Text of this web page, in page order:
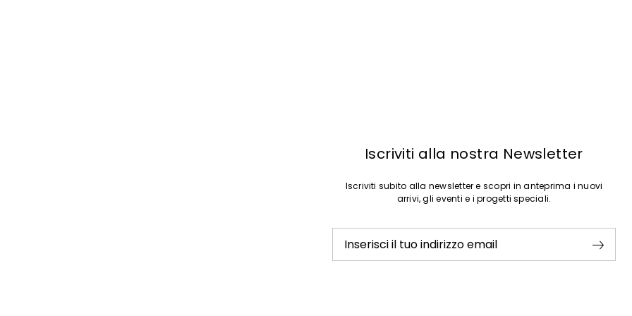
Iscriviti alla nostra Newsletter
Iscriviti subito alla newsletter e scopri in anteprima i nuovi
arrivi, gli eventi e i progetti speciali.
Inserisci il tuo indirizzo email